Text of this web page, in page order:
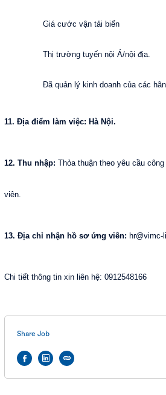
Giá cước vận tải biển
Thị trường tuyến nội Á/nội địa.
Đã quản lý kinh doanh của các
11. Địa điểm làm việc: Hà Nội.
12. Thu nhập: Thỏa thuận theo yêu cầu
viên.
13. Địa chỉ nhận hồ sơ ứng viên: hr@vimc-
Chi tiết thông tin xin liên hệ: 0912548166
Share Job